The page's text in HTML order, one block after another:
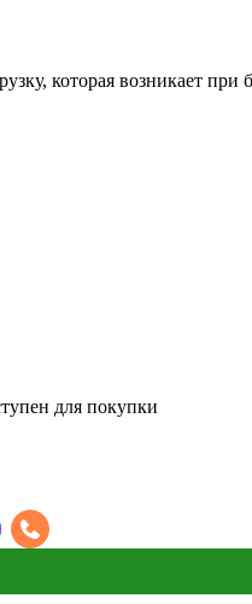
которая возникает
для покупки